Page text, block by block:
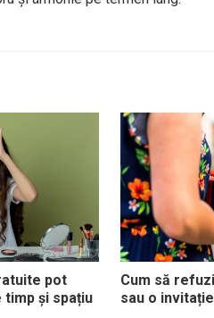
pot
și spațiu
Cum să
sau o